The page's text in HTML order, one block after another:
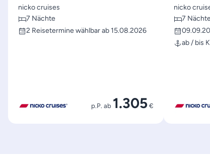
nicko cruises
7 Nächte
2 Reisetermine wählbar ab 15.08.2026
p.P. ab 1.305 €
nicko
7
ab / bis